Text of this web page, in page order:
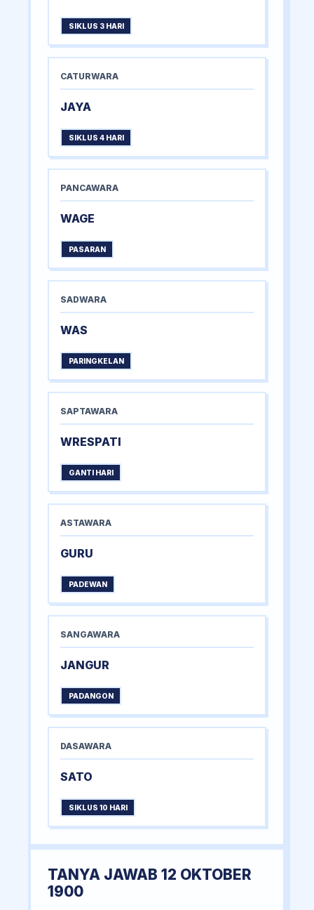
SIKLUS 3 HARI
CATURWARA
JAYA
SIKLUS 4 HARI
PANCAWARA
WAGE
PASARAN
SADWARA
WAS
PARINGKELAN
SAPTAWARA
WRESPATI
GANTI HARI
ASTAWARA
GURU
PADEWAN
SANGAWARA
JANGUR
PADANGON
DASAWARA
SATO
SIKLUS 10 HARI
TANYA JAWAB 12 OKTOBER
1900